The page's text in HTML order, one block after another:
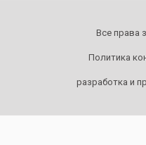
Все права
Политика
разработка и